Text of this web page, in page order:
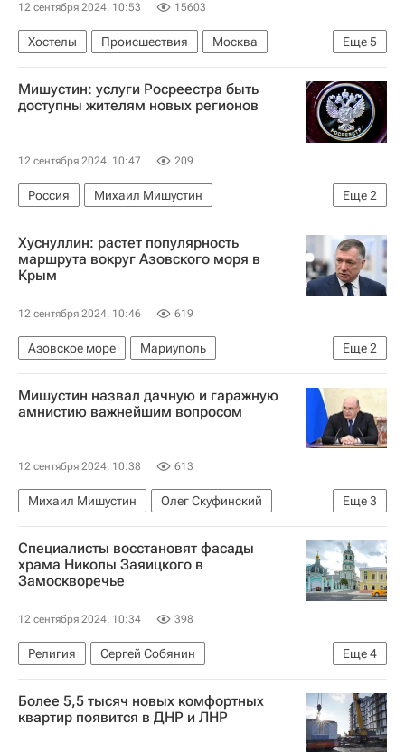
12 сентября 2024, 10:53 15603
Еще5
Хостелы Происшествия
Москва
Россия
Следственный комитет России (СК РФ)
Ситуация с нелегальными мигрантами
Мигранты
Мишустин: услуги Росреестра быть
доступны жителям новых регионов
12 сентября 2024, 10:47 209
Еще2
Россия
Михаил Мишустин
Олег Скуфинский
Федеральная служба государственной регистрации, кадастра и картографии (Росреестр)
Хуснуллин: растет популярность
маршрута вокруг Азовского моря в
Крым
12 сентября 2024, 10:46 619
Еще2
Азовское море
Мариуполь
Марат Хуснуллин
Россия
Мишустин назвал дачную и гаражную
амнистию важнейшим вопросом
12 сентября 2024, 10:38 613
Еще3
Михаил Мишустин
Олег Скуфинский
Россия
Жилье Загородная недвижимость
Специалисты восстановят фасады
храма Николы Заяицкого в
Замоскворечье
12 сентября 2024, 10:34 398
Еще4
Религия
Сергей Собянин
Русская православная церковь
Москва
Храмы
Архитектура
Более 5,5 тысяч новых комфортных
квартир появится в ДНР и ЛНР